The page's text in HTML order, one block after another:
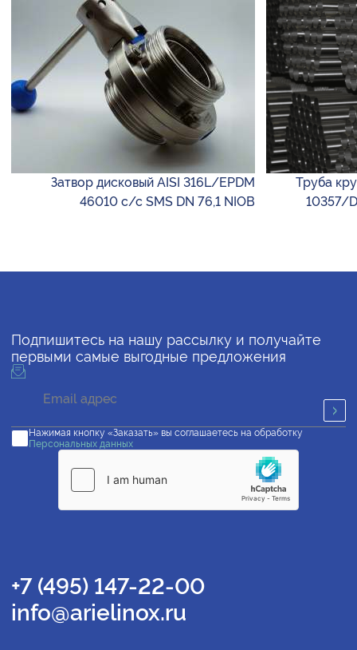
Затвор дисковый AISI 316L/EPDM
46010 с/с SMS DN 76,1 NIOB
Труба
10357/
Подпишитесь на нашу рассылку и получайте
первыми самые выгодные предложения
Нажимая кнопку «Заказать» вы соглашаетесь на обработку
Персональных данных
+7 (495) 147-22-00
info@arielinox.ru